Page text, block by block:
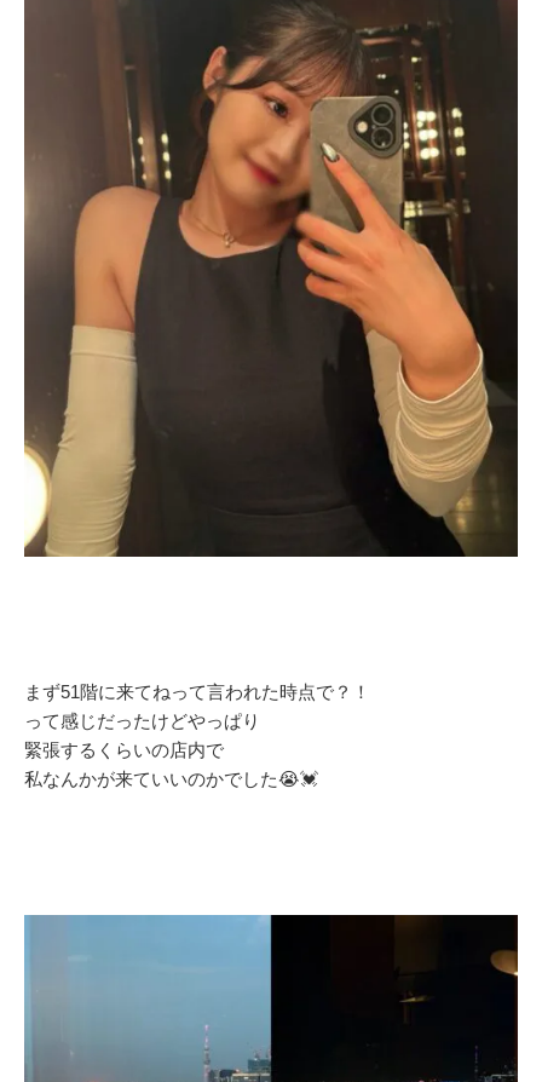
まず51階に来てねって言われた時点で？！
って感じだったけどやっぱり
緊張するくらいの店内で
私なんかが来ていいのかでした😭💓